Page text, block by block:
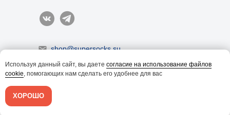
Используя данный сайт, вы даете согласие на использование файлов
cookie, помогающих нам сделать его удобнее для вас
ХОРОШО
shop@supersocks.su
7 (999) 499-11-24
© 2025 / ООО "СУПЕР НОСКИ"